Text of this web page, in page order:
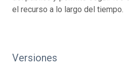
el recurso a lo largo del tiempo.
Versiones